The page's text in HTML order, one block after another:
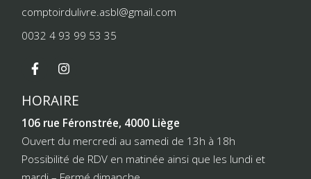
comptoirdulivre.asbl@gmail.com
0032 4 93 99 53 35
HORAIRE
106 rue Féronstrée, 4000 Liège
Ouvert du mercredi au samedi de 13h à 18h
Possibilité de RDV en matinée ainsi que les lundi et